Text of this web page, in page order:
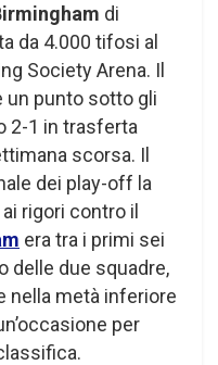
di
da 4.000 tifosi al
Society Arena. Il
un punto sotto gli
2-1 in trasferta
scorsa. Il
dei play-off la
rigori contro il
era tra i primi sei
delle due squadre,
nella metà inferiore
per